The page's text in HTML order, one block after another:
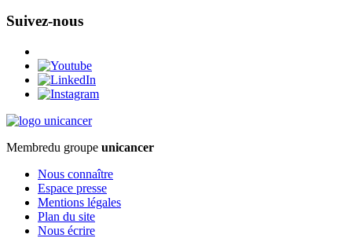
Suivez-nous
Membredu groupe unicancer
Nous connaître
Espace presse
Mentions légales
Plan du site
Nous écrire